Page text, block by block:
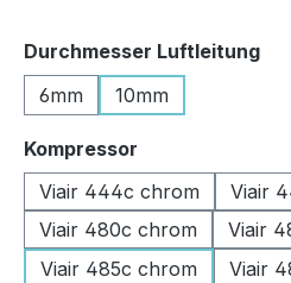
Durchmesser Luftleitung
6mm
10mm
Kompressor
Viair 444c chrom
Viair
Viair 480c chrom
Viair
Viair 485c chrom
Viair